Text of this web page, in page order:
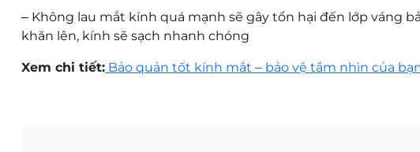
– Không lau mắt kính quá mạnh sẽ gây tổn hại đến lớp váng
khăn lên, kính sẽ sạch nhanh chóng
Xem chi tiết: Bảo quản tốt kính mắt – bảo vệ tầm nhìn của